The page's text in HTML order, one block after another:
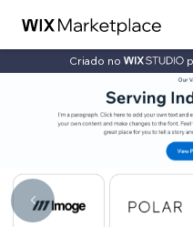
Criado no